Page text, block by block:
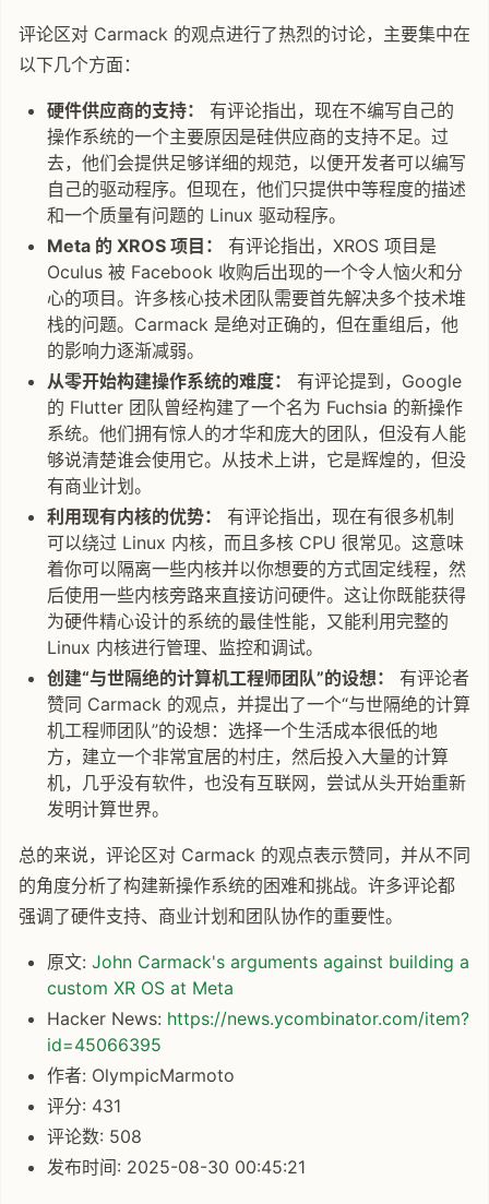
评论区对 Carmack 的观点进行了热烈的讨论，主要集中在
以下几个方面：
硬件供应商的支持：
有评论指出，现在不编写自己的
操作系统的一个主要原因是硅供应商的支持不足。过
去，他们会提供足够详细的规范，以便开发者可以编写
自己的驱动程序。但现在，他们只提供中等程度的描述
和一个质量有问题的 Linux 驱动程序。
Meta 的 XROS 项目：
有评论指出，XROS 项目是
Oculus 被 Facebook 收购后出现的一个令人恼火和分
心的项目。许多核心技术团队需要首先解决多个技术堆
栈的问题。Carmack 是绝对正确的，但在重组后，他
的影响力逐渐减弱。
从零开始构建操作系统的难度：
有评论提到，Google
的 Flutter 团队曾经构建了一个名为 Fuchsia 的新操作
系统。他们拥有惊人的才华和庞大的团队，但没有人能
够说清楚谁会使用它。从技术上讲，它是辉煌的，但没
有商业计划。
利用现有内核的优势：
有评论指出，现在有很多机制
可以绕过 Linux 内核，而且多核 CPU 很常见。这意味
着你可以隔离一些内核并以你想要的方式固定线程，然
后使用一些内核旁路来直接访问硬件。这让你既能获得
为硬件精心设计的系统的最佳性能，又能利用完整的
Linux 内核进行管理、监控和调试。
创建“与世隔绝的计算机工程师团队”的设想：
有评论者
赞同 Carmack 的观点，并提出了一个“与世隔绝的计算
机工程师团队”的设想：选择一个生活成本很低的地
方，建立一个非常宜居的村庄，然后投入大量的计算
机，几乎没有软件，也没有互联网，尝试从头开始重新
发明计算世界。
总的来说，评论区对 Carmack 的观点表示赞同，并从不同
的角度分析了构建新操作系统的困难和挑战。许多评论都
强调了硬件支持、商业计划和团队协作的重要性。
原文: John Carmack's arguments against building a
custom XR OS at Meta
Hacker News: https://news.ycombinator.com/item?
id=45066395
作者: OlympicMarmoto
评分: 431
评论数: 508
发布时间: 2025-08-30 00:45:21